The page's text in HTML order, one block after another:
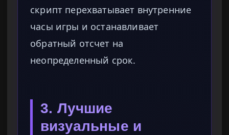
скрипт перехватывает внутренние
часы игры и останавливает
обратный отсчет на
неопределенный срок.
3. Лучшие
визуальные и